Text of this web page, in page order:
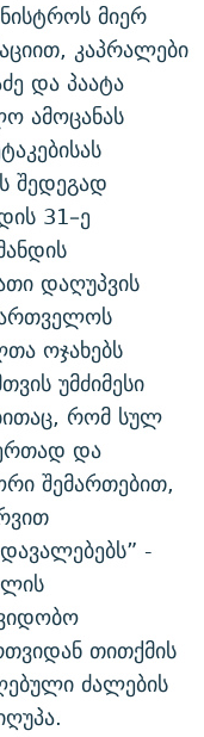
- 2022
ᲐᲛᲑᲐᲕᲘ
მიერ
კაპრალები
და პაატა
ამოცანას
შედეგად
31–ე
დაღუპვის
ოჯახებს
უმძიმესი
რომ სულ
და
შემართებით,
-
თითქმის
ძალების